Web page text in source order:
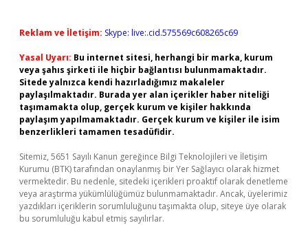
Reklam ve İletişim: Skype: live:.cid.575569c608265c69
Yasal Uyarı: Bu internet sitesi, herhangi bir marka, kurum
veya şahıs şirketi ile hiçbir bağlantısı bulunmamaktadır.
Sitede yalnızca kendi hazırladığımız makaleler
paylaşılmaktadır. Burada yer alan içerikler haber niteliği
taşımamakta olup, gerçek kurum ve kişiler hakkında
paylaşım yapılmamaktadır. Gerçek kurum ve kişiler ile isim
benzerlikleri tamamen tesadüfidir.
Sitemiz, 5651 Sayılı Kanun gereğince Bilgi Teknolojileri ve İletişim
Kurumu (BTK) tarafından onaylanmış bir Yer Sağlayıcı olarak hizmet
vermektedir. Bu nedenle, sitedeki içerikleri proaktif olarak denetleme
veya araştırma yükümlülüğümüz bulunmamaktadır. Ancak, üyelerimiz
yazdıkları içeriklerin sorumluluğunu taşımakta olup, siteye üye olarak
bu sorumluluğu kabul etmiş sayılırlar.